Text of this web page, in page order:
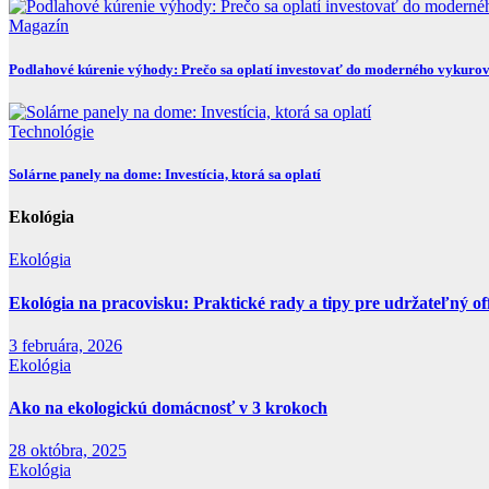
Magazín
Podlahové kúrenie výhody: Prečo sa oplatí investovať do moderného
Technológie
Solárne panely na dome: Investícia, ktorá sa oplatí
Ekológia
Ekológia
Ekológia na pracovisku: Praktické rady a tipy pre udržateľný
3 februára, 2026
Ekológia
Ako na ekologickú domácnosť v 3 krokoch
28 októbra, 2025
Ekológia